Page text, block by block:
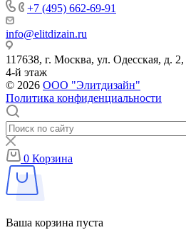
+7 (495) 662-69-91
info@elitdizain.ru
117638, г. Москва, ул. Одесская, д.
4-й этаж
© 2026 ООО "Элитдизайн"
Политика конфиденциальности
0 Корзина
Ваша корзина пуста